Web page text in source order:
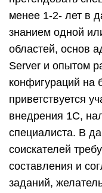
менее 1-2- лет в
знанием одной
областей, основ
Server и опытом
конфигураций на
приветствуется
внедрения 1С,
специалиста. В
соискателей
составления и
заданий,